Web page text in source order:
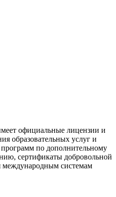
официальные лицензии и
образовательных услуг и
по дополнительному
сертификаты добровольной
международным системам